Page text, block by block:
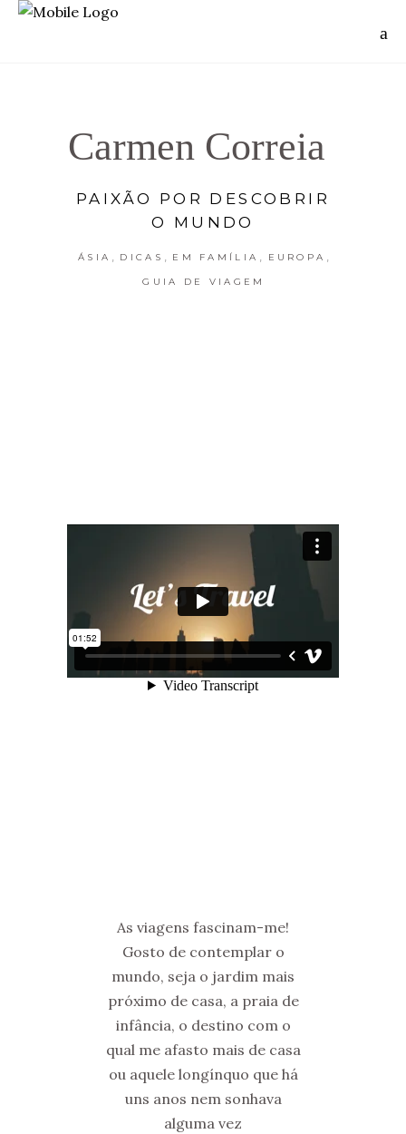
Carmen Correia
PAIXÃO POR DESCOBRIR
O MUNDO
ÁSIA DICAS EM FAMÍLIA EUROPA
GUIA DE VIAGEM
As viagens fascinam-me!
Gosto de contemplar o
mundo, seja o jardim mais
próximo de casa, a praia de
infância, o destino com o
qual me afasto mais de casa
ou aquele longínquo que há
uns anos nem sonhava
alguma vez